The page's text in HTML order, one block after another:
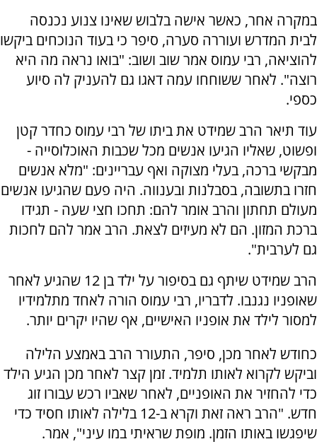
במקרה אחר, כאשר אישה בלבוש שאינו צנוע נכנסה
לבית המדרש ועוררה סערה, סיפר כי בעוד הנוכחים ביקשו
להוציאה, רבי עמוס אמר שוב ושוב: "בואו נראה מה היא
רוצה". לאחר ששוחחו עמה דאגו גם להעניק לה סיוע
כספי.
עוד תיאר הרב שמידט את ביתו של רבי עמוס כחדר קטן
ופשוט, שאליו הגיעו אנשים מכל שכבות האוכלוסייה -
מבקשי ברכה, בעלי מצוקה ואף עבריינים: "מלא אנשים
חזרו בתשובה, בסבלנות ובענווה. היה פעם שהגיעו אנשים
מעולם תחתון והרב אומר להם: תחכו חצי שעה - תגידו
ברכת המזון. הם לא מעיזים לצאת. הרב אמר להם לחכות
גם לערבית".
הרב שמידט שיתף גם בסיפור על ילד בן 12 שהגיע לאחר
שאופניו נגנבו. לדבריו, רבי עמוס הורה לאחד מתלמידיו
למסור לילד את אופניו האישיים, אף שהיו יקרים יותר.
כחודש לאחר מכן, סיפר, התעורר הרב באמצע הלילה
וביקש לקרוא לאותו תלמיד. זמן קצר לאחר מכן הגיע הילד
כדי להחזיר את האופניים, לאחר שאביו רכש עבורו זוג
חדש. "הרב ראה זאת וקרא ב-12 בלילה לאותו חסיד כדי
שיפגשו באותו הזמן. מופת שראיתי במו עיני", אמר.